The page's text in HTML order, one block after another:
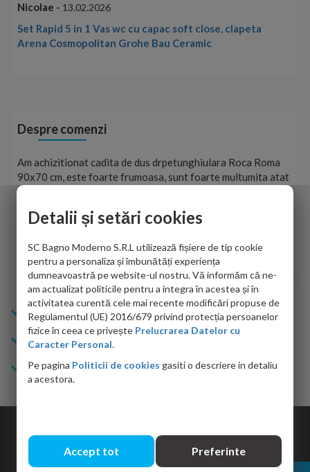
Nicolae - 13.02.2026
Set Rapid 5 in 1 Vas wc cu capac soft close, clapeta
Arena Cosmopolitan Grohe Bau Ceramic
Despre comenzi
Am achizitionat cadita de dus drpetunghiulara Roca Roma
90x70 cm, este foarte frumoasa, sunt foarte multumita atat
de personalul firmei dvs. cu care am colaborat in obtinerea
adus coletul in siguranta.Numai bine, va doresc!
Sofrone Viviana -28.07.2026
Info Bagno
Cumparaturi
Suport clienti
Detalii și setări cookies
SC Bagno Moderno S.R.L utilizează fișiere de tip cookie
pentru a personaliza și îmbunătăți experiența
dumneavoastră pe website-ul nostru. Vă informăm că ne-
am actualizat politicile pentru a integra în acestea și în
activitatea curentă cele mai recente modificări propuse de
Regulamentul (UE) 2016/679 privind protecția persoanelor
fizice în ceea ce privește Prelucrarea Datelor cu
Caracter Personal.
Pe pagina Politicii de cookies gasiti o descriere in detaliu
a acestora.
Accept tot Preferinte